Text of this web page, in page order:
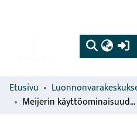
Etusivu
Meijerin käyttöominaisuuden jälleenhankinta- arvon määrääminen inflation aikana